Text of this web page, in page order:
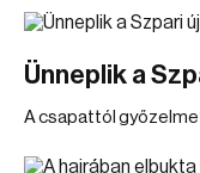
Ünneplik a
A csapattól